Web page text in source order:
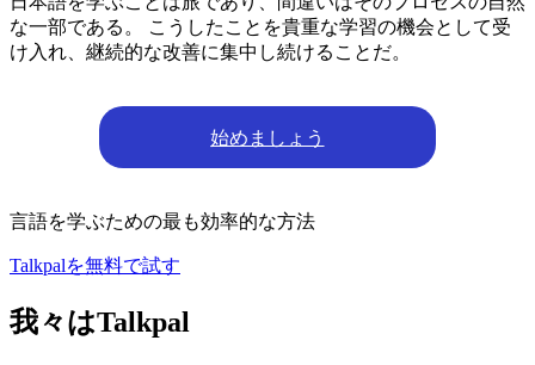
な一部である。 こうしたことを貴重な学習の機会として受
け入れ、継続的な改善に集中し続けることだ。
始めましょう
言語を学ぶための最も効率的な方法
Talkpalを無料で試す
我々はTalkpal